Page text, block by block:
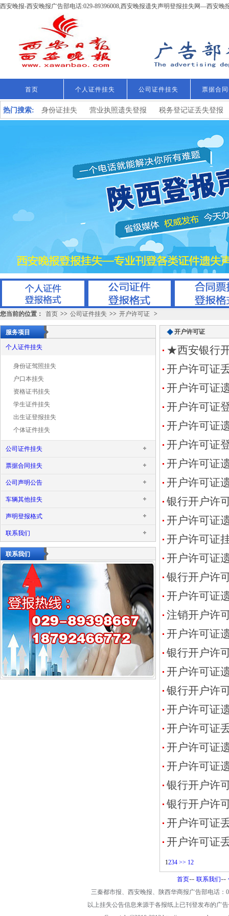
西安晚报-西安晚报广告部电话:029-89396008,西安晚报遗失声明登报挂失网—西安晚
首页 个人证件挂失 公司证件挂失 票据合
热门搜索: 身份证挂失 营业执照遗失登报 税务登记证丢失登报
您当前的位置： 首页 >> 公司证件挂失 >> 开户许可证 >
服务项目
个人证件挂失
身份证驾照挂失
户口本挂失
资格证书挂失
学生证件挂失
出生证登报挂失
个体证件挂失
公司证件挂失
票据合同挂失
公司声明公告
车辆其他挂失
声明登报格式
联系我们
联系我们
开户许可证
★西安银行
开户许可证
开户许可证
开户许可证
开户许可证
开户许可证
开户许可证
开户许可证
银行开户许
开户许可证
开户许可证
开户许可证
银行开户许
开户许可证
注销开户许
开户许可证
银行开户许
开户许可证
银行开户许
开户许可证
开户许可证
开户许可证
开户许可证
银行开户许
银行开户许
开户许可证
开户许可证
1234 >> 12
首页--联系我们--
三秦都市报、西安晚报、陕西华商报广告部电话：
以上挂失公告信息来源于各报纸上已刊登发布的广